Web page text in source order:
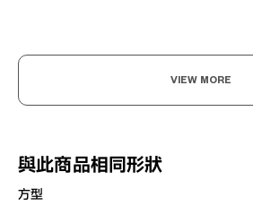
VIEW MORE
與此商品相同形狀
方型